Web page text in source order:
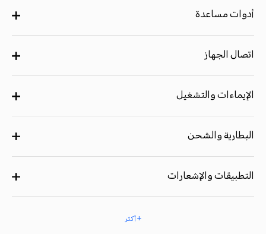
أدوات مساعدة
اتصال الجهاز
الإيماءات والتشغيل
البطارية والشحن
التطبيقات والإشعارات
+ أكثر